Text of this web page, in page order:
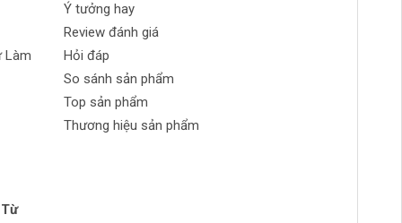
Làm
Ý tưởng hay
Review đánh giá
Hỏi đáp
So sánh sản phẩm
Top sản phẩm
Thương hiệu sản phẩm
Phonghuynh